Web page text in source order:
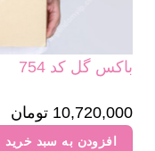
باکس گل کد 754
10,720,000 تومان
افزودن به سبد خرید